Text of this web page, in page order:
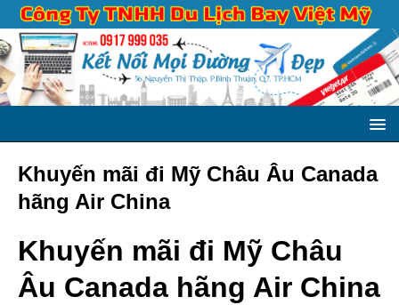
Khuyến mãi đi Mỹ Châu Âu Canada
hãng Air China
Khuyến mãi đi Mỹ Châu
Âu Canada hãng Air China